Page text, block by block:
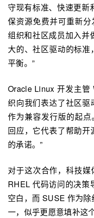
守现有标准、快速更新
保资源免费并可重新
组织和社区成员加入并
大的、社区驱动的标
平衡。”
Oracle Linux 开发主管
织向我们表达了社区
作为兼容发行版的起点。
回应，它代表了帮助
的承诺。”
对于这次合作，科技媒
RHEL 代码访问的决策
空白，而 SUSE 作为
一，似乎更愿意填补这